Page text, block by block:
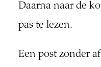
Daarna naar de
pas te lezen.
Een post zonder